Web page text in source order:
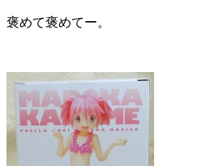
褒めて褒めてー。